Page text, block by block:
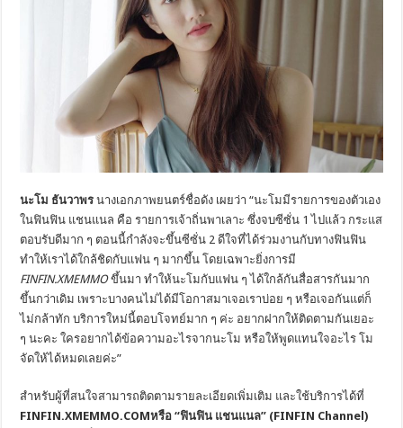
นะโม ธันวาพรนางเอกภาพยนตร์ชื่อดัง เผยว่า “นะโมมีรายการของตัวเอง
ในฟินฟิน แชนแนล คือ รายการเจ้าถิ่นพาเลาะ ซึ่งจบซีซั่น 1 ไปแล้ว กระแส
ตอบรับดีมาก ๆ ตอนนี้กำลังจะขึ้นซีซั่น 2 ดีใจที่ได้ร่วมงานกับทางฟินฟิน
ทำให้เราได้ใกล้ชิดกับแฟน ๆ มากขึ้น โดยเฉพาะยิ่งการมี
FINFIN.XMEMMOขึ้นมา ทำให้นะโมกับแฟน ๆ ได้ใกล้กันสื่อสารกันมาก
ขึ้นกว่าเดิม เพราะบางคนไม่ได้มีโอกาสมาเจอเราบ่อย ๆ หรือเจอกันแต่ก็
ไม่กล้าทัก บริการใหม่นี้ตอบโจทย์มาก ๆ ค่ะ อยากฝากให้ติดตามกันเยอะ
ๆ นะคะ ใครอยากได้ข้อความอะไรจากนะโม หรือให้พูดแทนใจอะไร โม
จัดให้ได้หมดเลยค่ะ”
สำหรับผู้ที่สนใจสามารถติดตามรายละเอียดเพิ่มเติม และใช้บริการได้ที่
FINFIN.XMEMMO.COMหรือ “ฟินฟิน แชนแนล” (FINFIN Channel)